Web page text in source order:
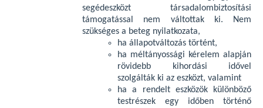
segédeszközt társadalombiztosítási
támogatással nem váltottak ki. Nem
szükséges a beteg nyilatkozata,
ha állapotváltozás történt,
ha méltányossági kérelem alapján
rövidebb kihordási idővel
szolgálták ki az eszközt, valamint
ha a rendelt eszközök különböző
testrészek egy időben történő